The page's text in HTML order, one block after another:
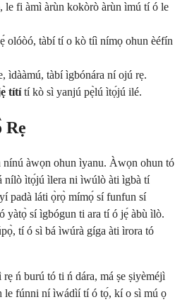
, le fi àmì àrùn kokòrò àrùn ìmú tí ó le
olóòó, tàbí tí o kò tíì nímọ ohun èéfín
ìdààmú, tàbí ìgbónára ní ojú rẹ.
títítí kò sì yanjú pẹ̀lú ìtọ́jú ilé.
Rẹ
nínú àwọn ohun ìyanu. Àwọn ohun tó
nílò ìtọ́jú ìlera ni ìwúlò àti ìgbà tí
padà láti ọ̀rọ̀ mímọ́ sí funfun sí
yàtọ̀ sí ìgbógun ti ara tí ó jẹ́ àbù ìlò.
tí ó sì bá ìwúrà gíga àti ìrora tó
ń burú tó ti ń dára, má ṣe ṣiyèméjì
le fúnni ní ìwádìí tí ó tọ́, kí o sì mú ọ